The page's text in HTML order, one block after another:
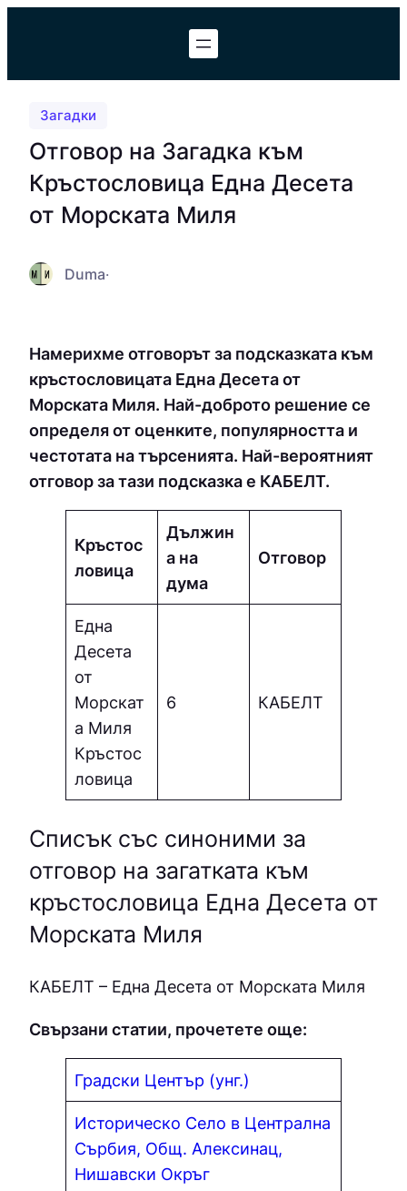
Загадки
Отговор на Загадка към
Кръстословица Една Десета
от Морската Миля
Duma·
Намерихме отговорът за подсказката към
кръстословицата Една Десета от
Морската Миля. Най-доброто решение се
определя от оценките, популярността и
честотата на търсенията. Най-вероятният
отговор за тази подсказка е КAБEЛТ.
Кръстос
ловица
Дължин
а на
дума
Отговор
Една
Десета
от
Морскат
а Миля
Кръстос
ловица
6 КAБEЛТ
Списък със синоними за
отговор на загатката към
кръстословица Една Десета от
Морската Миля
КAБEЛТ – Една Десета от Морската Миля
Свързани статии, прочетете още:
Градски Център (унг.)
Историческо Село в Централна
Сърбия, Общ. Алексинац,
Нишавски Окръг